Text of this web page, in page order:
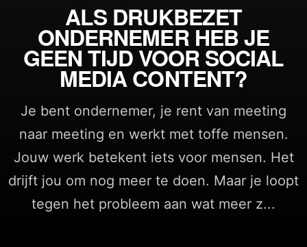
ALS DRUKBEZET
ONDERNEMER HEB JE
GEEN TIJD VOOR SOCIAL
MEDIA CONTENT?
Je bent ondernemer, je rent van meeting
naar meeting en werkt met toffe mensen.
Jouw werk betekent iets voor mensen. Het
drijft jou om nog meer te doen. Maar je loopt
tegen het probleem aan wat meer z...